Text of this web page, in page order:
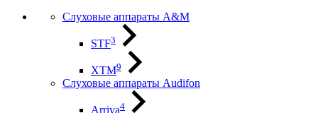
Слуховые аппараты A&M
STF3
XTM9
Слуховые аппараты Audifon
Arriva4